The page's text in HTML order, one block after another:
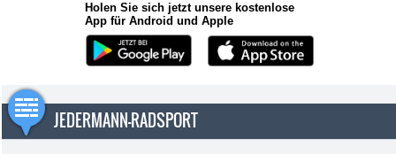
Holen Sie sich jetzt unsere kostenlose
App für Android und Apple
JEDERMANN-RADSPORT